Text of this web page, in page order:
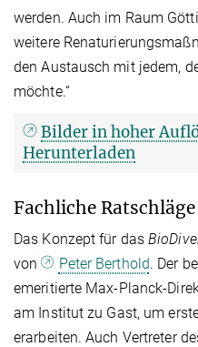
werden. Auch im Raum
weitere
den Austausch mit jedem,
möchte.“
Bilder in hoher
Herunterladen
Fachliche
Das Konzept für das
von
Peter Berthold. Der
emeritierte Max-Planck-
am Institut zu Gast, um
erarbeiten. Auch Vertreter